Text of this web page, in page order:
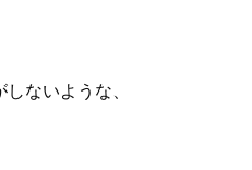
ないような、